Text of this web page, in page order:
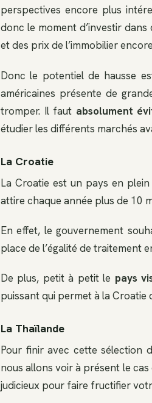
perspectives encore plus
donc le moment d’investir
et des prix de l’immobilier
Donc le potentiel de hausse
américaines présente de
tromper. Il faut absolument
étudier les différents marchés
La Croatie
La Croatie est un pays en
attire chaque année plus de 10
En effet, le gouvernement
place de l’égalité de traitement
De plus, petit à petit le pays
puissant qui permet à la
La Thaïlande
Pour finir avec cette sélection
nous allons voir à présent le
judicieux pour faire fructifier